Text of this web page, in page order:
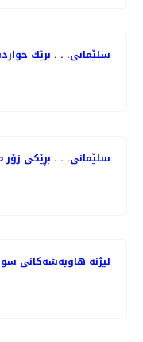
سلێمانی. . . برێك
سلێمانی. . . بڕێكی زۆر
لیژنه‌ هاوبه‌شه‌كانی